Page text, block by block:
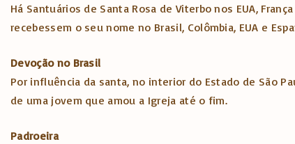
Há Santuários de Santa Rosa de Viterbo nos EUA,
recebessem o seu nome no Brasil, Colômbia, EUA e
Devoção no Brasil
Por influência da santa, no interior do Estado de São
de uma jovem que amou a Igreja até o fim.
Padroeira